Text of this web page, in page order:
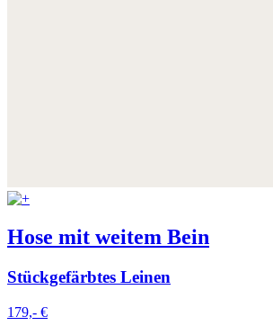
Hose mit weitem Bein
Stückgefärbtes Leinen
179,- €